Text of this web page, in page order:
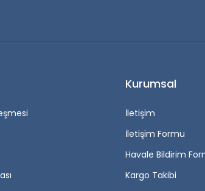
Kurumsal
İletişim
İletişim Formu
Havale Bildirim
Kargo Takibi